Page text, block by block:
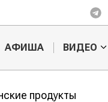
АФИША ВИДЕО
продукты